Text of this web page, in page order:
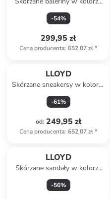
jasnobrązowo-beżowym
-54%
299,95 zł
Cena producenta: 652,07 zł*
LLOYD
Skórzane sneakersy w kolorze
granatowym
-61%
od: 249,95 zł
Cena producenta: 652,07 zł*
LLOYD
Skórzane sandały w kolorze
czarnym
-56%